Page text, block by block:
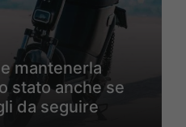
mantenerla
stato anche se
da seguire